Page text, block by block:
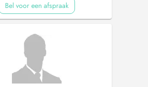
Bel voor een afspraak